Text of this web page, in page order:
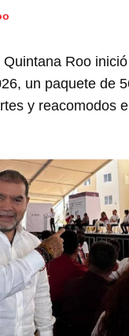
Roo
un paquete de
y reacomodos